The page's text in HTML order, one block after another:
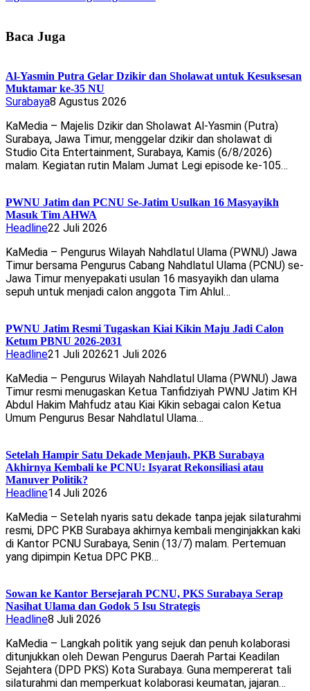
Baca Juga
Al-Yasmin Putra Gelar Dzikir dan Sholawat untuk Kesuksesan
Muktamar ke-35 NU
Surabaya8 Agustus 2026
KaMedia – Majelis Dzikir dan Sholawat Al-Yasmin (Putra)
Surabaya, Jawa Timur, menggelar dzikir dan sholawat di
Studio Cita Entertainment, Surabaya, Kamis (6/8/2026)
malam. Kegiatan rutin Malam Jumat Legi episode ke-105…
PWNU Jatim dan PCNU Se-Jatim Usulkan 16 Masyayikh
Masuk Tim AHWA
Headline22 Juli 2026
KaMedia – Pengurus Wilayah Nahdlatul Ulama (PWNU) Jawa
Timur bersama Pengurus Cabang Nahdlatul Ulama (PCNU) se-
Jawa Timur menyepakati usulan 16 masyayikh dan ulama
sepuh untuk menjadi calon anggota Tim Ahlul…
PWNU Jatim Resmi Tugaskan Kiai Kikin Maju Jadi Calon
Ketum PBNU 2026-2031
Headline21 Juli 202621 Juli 2026
KaMedia – Pengurus Wilayah Nahdlatul Ulama (PWNU) Jawa
Timur resmi menugaskan Ketua Tanfidziyah PWNU Jatim KH
Abdul Hakim Mahfudz atau Kiai Kikin sebagai calon Ketua
Umum Pengurus Besar Nahdlatul Ulama…
Setelah Hampir Satu Dekade Menjauh, PKB Surabaya
Akhirnya Kembali ke PCNU: Isyarat Rekonsiliasi atau
Manuver Politik?
Headline14 Juli 2026
KaMedia – Setelah nyaris satu dekade tanpa jejak silaturahmi
resmi, DPC PKB Surabaya akhirnya kembali menginjakkan kaki
di Kantor PCNU Surabaya, Senin (13/7) malam. Pertemuan
yang dipimpin Ketua DPC PKB…
Sowan ke Kantor Bersejarah PCNU, PKS Surabaya Serap
Nasihat Ulama dan Godok 5 Isu Strategis
Headline8 Juli 2026
KaMedia – Langkah politik yang sejuk dan penuh kolaborasi
ditunjukkan oleh Dewan Pengurus Daerah Partai Keadilan
Sejahtera (DPD PKS) Kota Surabaya. Guna mempererat tali
silaturahmi dan memperkuat kolaborasi keumatan, jajaran…